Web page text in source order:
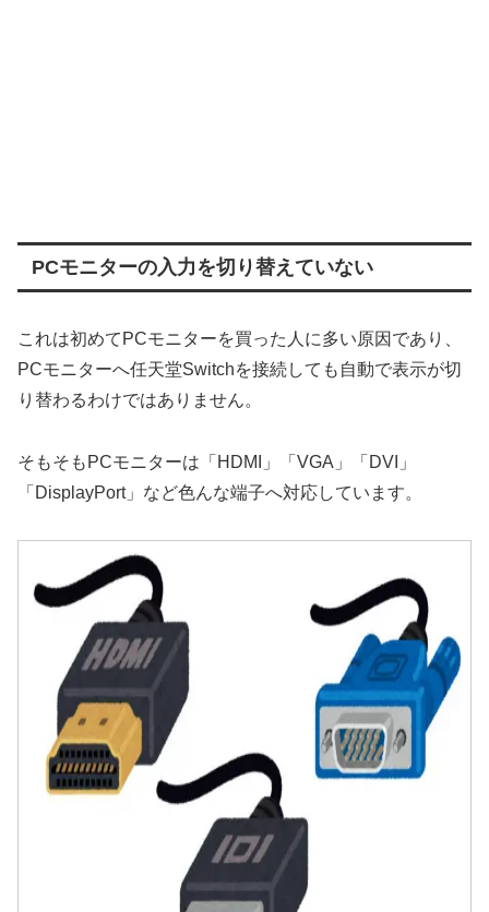
PCモニターの入力を切り替えていない
これは初めてPCモニターを買った人に多い原因であり、
PCモニターへ任天堂Switchを接続しても自動で表示が切
り替わるわけではありません。
そもそもPCモニターは「HDMI」「VGA」「DVI」
「DisplayPort」など色んな端子へ対応しています。